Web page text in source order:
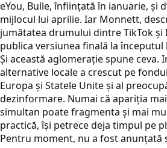
eYou, Bulle, înființată în ianuarie, și
mijlocul lui aprilie. Iar Monnett,
jumătatea drumului dintre TikTok și
publica versiunea finală la începutul
Și această aglomerație spune ceva.
alternative locale a crescut pe
Europa și Statele Unite și al
dezinformare. Numai că apariția
simultan poate fragmenta și mai
practică, își petrece deja timpul pe
Pentru moment, nu a fost anunțată